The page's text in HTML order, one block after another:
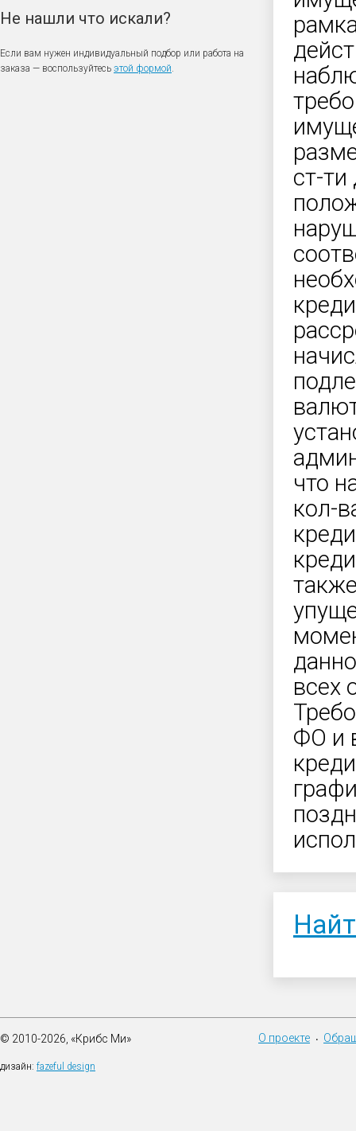
Не нашли что искали?
Если вам нужен индивидуальный подбор или работа на
заказа — воспользуйтесь этой формой.
ст-
что
кол-
всех
ФО и
© 2010-2026, «Крибс Ми»
дизайн: fazeful design
О проекте •